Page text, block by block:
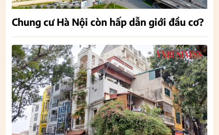
Chung cư Hà Nội còn hấp dẫn giới đầu cơ?